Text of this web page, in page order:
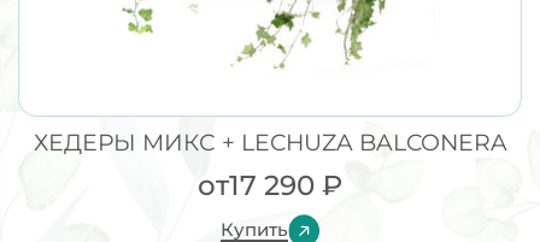
ХЕДЕРЫ МИКС + LECHUZA BALCONERA
от17 290 ₽
Купить